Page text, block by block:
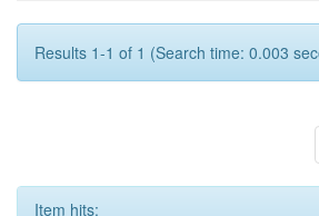
Results 1-1 of 1 (Search time: 0.003
Item hits: